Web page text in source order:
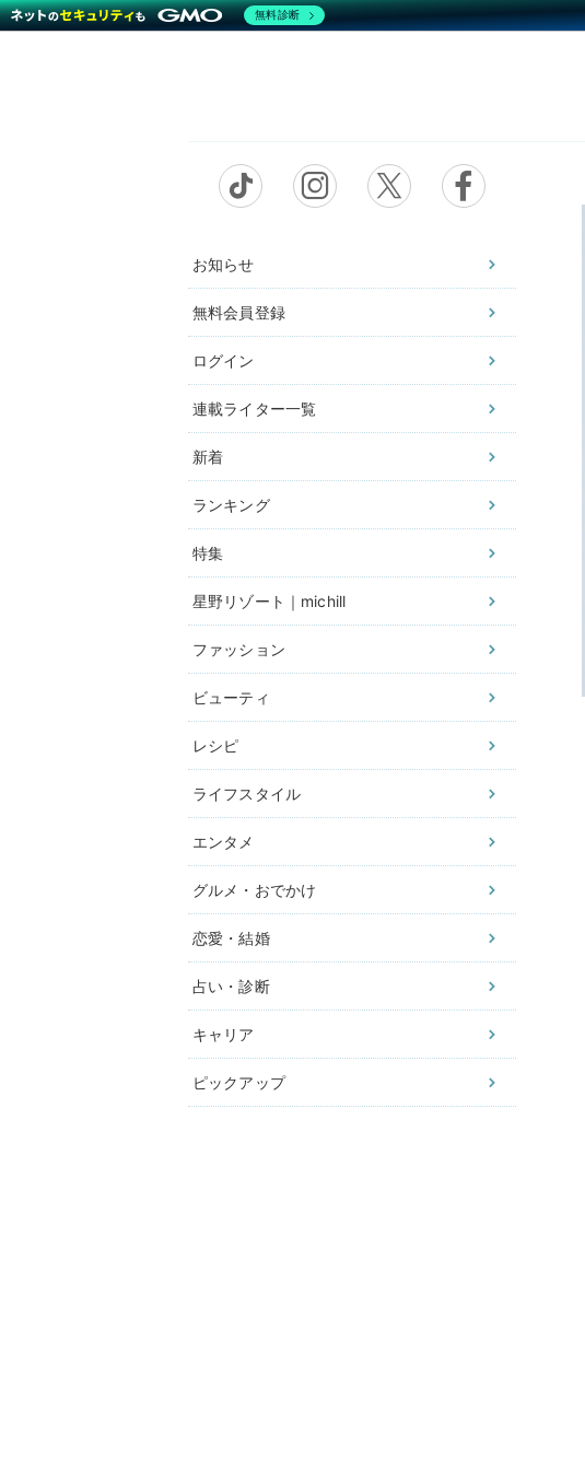
お知らせ
無料会員登録
ログイン
連載ライター一覧
新着
ランキング
特集
星野リゾート｜michill
ファッション
ビューティ
レシピ
ライフスタイル
エンタメ
グルメ・おでかけ
恋愛・結婚
占い・診断
キャリア
ピックアップ
無料診断